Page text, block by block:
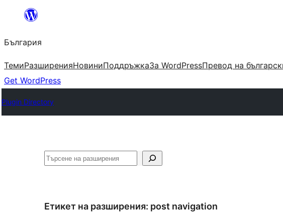
България
ТемиРазширенияНовиниПоддръжкаЗа WordPressПревод на
Get WordPress
Plugin Directory
Търсене
Етикет на разширения: post navigation